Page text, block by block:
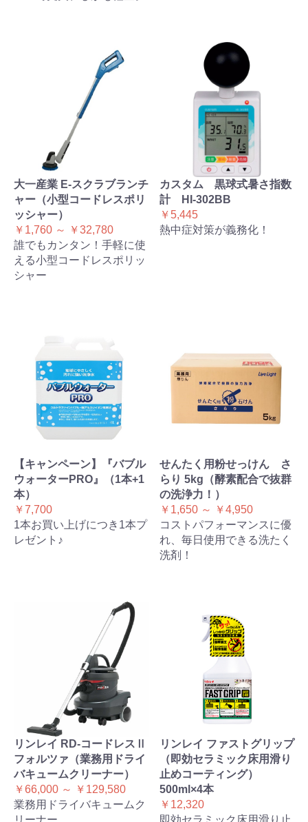
大一産業 E-スクラブランチ
ャー（小型コードレスポリ
ッシャー）
￥1,760 ～ ￥32,780
誰でもカンタン！手軽に使
える小型コードレスポリッ
シャー
カスタム 黒球式暑さ指数
計 HI-302BB
￥5,445
熱中症対策が義務化！
【キャンペーン】『バブル
ウォーターPRO』（1本+1
本）
￥7,700
1本お買い上げにつき1本プ
レゼント♪
せんたく用粉せっけん さ
らり 5kg（酵素配合で抜群
の洗浄力！）
￥1,650 ～ ￥4,950
コストパフォーマンスに優
れ、毎日使用できる洗たく
洗剤！
リンレイ RD-コードレスⅡ
フォルツァ（業務用ドライ
バキュームクリーナー）
￥66,000 ～ ￥129,580
業務用ドライバキュームク
リーナー
リンレイ ファストグリップ
（即効セラミック床用滑り
止めコーティング）
500ml×4本
￥12,320
即効セラミック床用滑り止